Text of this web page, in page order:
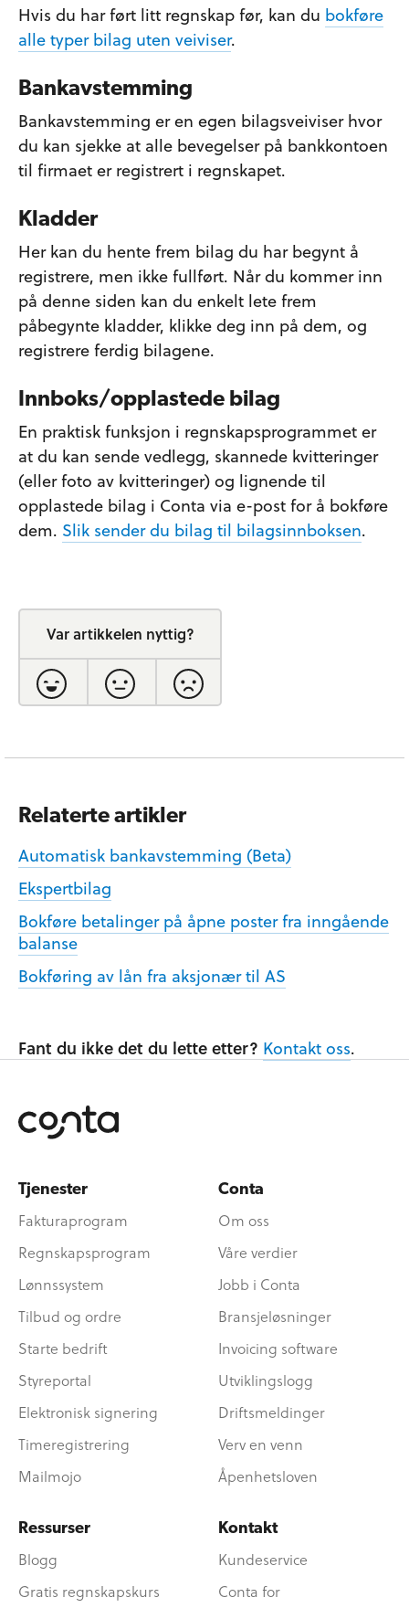
Hvis du har ført litt regnskap før, kan du bokføre
alle typer bilag uten veiviser.
Bankavstemming
Bankavstemming er en egen bilagsveiviser hvor
du kan sjekke at alle bevegelser på bankkontoen
til firmaet er registrert i regnskapet.
Kladder
Her kan du hente frem bilag du har begynt å
registrere, men ikke fullført. Når du kommer inn
på denne siden kan du enkelt lete frem
påbegynte kladder, klikke deg inn på dem, og
registrere ferdig bilagene.
Innboks/opplastede bilag
En praktisk funksjon i regnskapsprogrammet er
at du kan sende vedlegg, skannede kvitteringer
(eller foto av kvitteringer) og lignende til
opplastede bilag i Conta via e-post for å bokføre
dem. Slik sender du bilag til bilagsinnboksen.
Var artikkelen nyttig?
Relaterte artikler
Automatisk bankavstemming (Beta)
Ekspertbilag
Bokføre betalinger på åpne poster fra inngående
balanse
Bokføring av lån fra aksjonær til AS
Fant du ikke det du lette etter? Kontakt oss.
Tjenester
Fakturaprogram
Regnskapsprogram
Lønnssystem
Tilbud og ordre
Starte bedrift
Styreportal
Elektronisk signering
Timeregistrering
Mailmojo
Conta
Om oss
Våre verdier
Jobb i Conta
Bransjeløsninger
Invoicing software
Utviklingslogg
Driftsmeldinger
Verv en venn
Åpenhetsloven
Ressurser
Blogg
Gratis regnskapskurs
Kontakt
Kundeservice
Conta for